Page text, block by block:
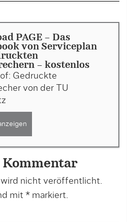
PAGE - Das
von Serviceplan
- kostenlos
Gedruckte
von der TU
Kommentar
nicht veröffentlicht.
mit * markiert.